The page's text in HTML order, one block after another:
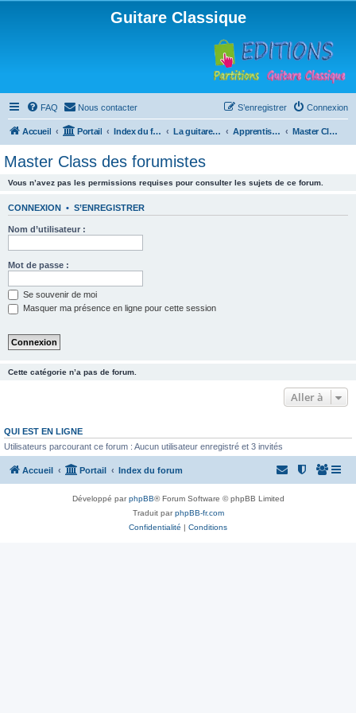
Guitare Classique
FAQ Nous contacter Connexion
S’enregistrer
Accueil Portail Index du forum La guitare : instrument, cours et théorie Apprentissage et enseignement de la guitare Master Class des forumistes
Master Class des forumistes
Vous n’avez pas les permissions requises pour consulter les sujets de ce forum.
CONNEXION • S’ENREGISTRER
Nom d’utilisateur :
Mot de passe :
Se souvenir de moi
Masquer ma présence en ligne pour cette session
Cette catégorie n’a pas de forum.
Aller à
QUI EST EN LIGNE
Utilisateurs parcourant ce forum : Aucun utilisateur enregistré et 3 invités
Accueil Portail Index du forum
Développé parphpBB® Forum Software © phpBB Limited
Traduit parphpBB-fr.com
Confidentialité | Conditions